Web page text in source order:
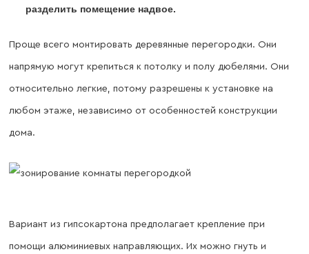
разделить помещение надвое.
Проще всего монтировать деревянные перегородки. Они
напрямую могут крепиться к потолку и полу дюбелями. Они
относительно легкие, потому разрешены к установке на
любом этаже, независимо от особенностей конструкции
дома.
Вариант из гипсокартона предполагает крепление при
помощи алюминиевых направляющих. Их можно гнуть и